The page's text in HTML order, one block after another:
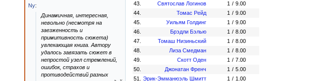
43.
Святослав Логинов 1 / 9.00
44.
Томас Рейд 1 / 9.00
45.
Уильям Голдинг 1 / 9.00
46.
Брэдли Бэлью 1 / 8.00
47.
Томаш Низиньский 1 / 8.00
48.
Лиза Смедман 1 / 8.00
49.
Скотт Оден 1 / 7.00
50.
Джонатан Френч 1 / 5.00
51.
Эрик-Эмманюэль Шмитт 1 / 1.00
Ny:
Динамичная, интересная,
невольно (несмотря на
заезженность и
примитивность сюжета)
увлекающая книга. Автору
удалось завязать сюжет в
непростой узел стремлений,
ошибок, страхов и
противодействий разных